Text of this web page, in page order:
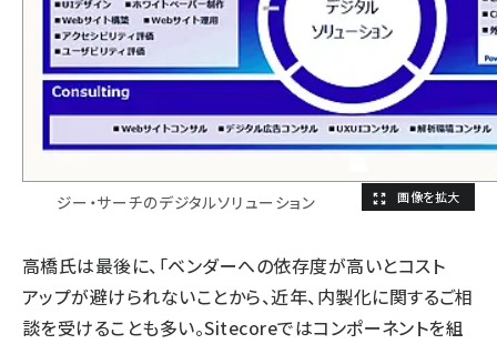
ジー・サーチのデジタルソリューション
高橋氏は最後に、「ベンダーへの依存度が高いとコスト
アップが避けられないことから、近年、内製化に関するご相
談を受けることも多い。Sitecoreではコンポーネントを組